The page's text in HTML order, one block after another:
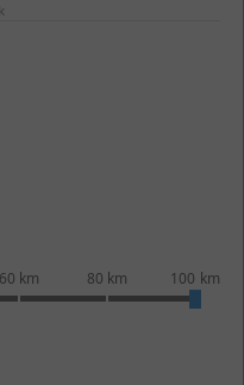
60 km 80 km 100 km